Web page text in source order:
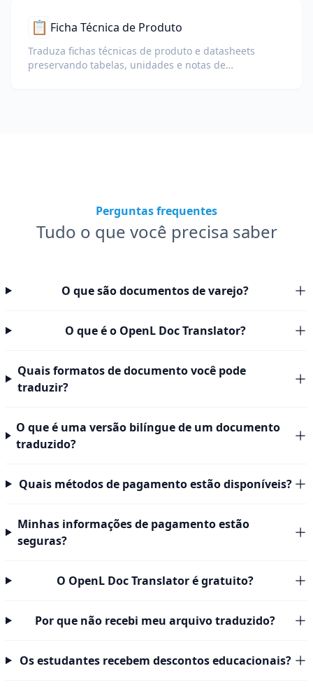
📋 Ficha Técnica de Produto
Traduza fichas técnicas de produto e datasheets
preservando tabelas, unidades e notas de
Perguntas frequentes
Tudo o que você precisa saber
O que são documentos de varejo?
O que é o OpenL Doc Translator?
Quais formatos de documento você pode
traduzir?
O que é uma versão bilíngue de um documento
traduzido?
Quais métodos de pagamento estão disponíveis?
Minhas informações de pagamento estão
seguras?
O OpenL Doc Translator é gratuito?
Por que não recebi meu arquivo traduzido?
Os estudantes recebem descontos educacionais?